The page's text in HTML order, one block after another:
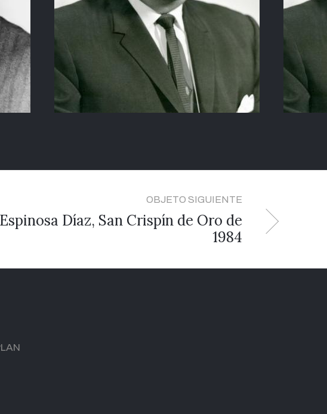
OBJETO SIGUIENTE
Díaz, San Crispín de Oro de
1984